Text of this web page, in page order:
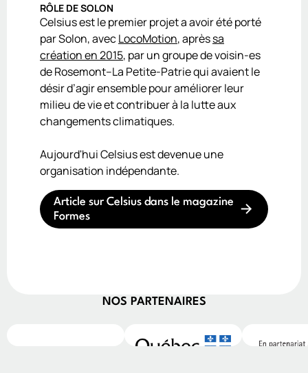
RÔLE DE SOLON
Celsius est le premier projet a avoir été porté
par Solon, avecLocoMotion, aprèssa
création en 2015, par un groupe de voisin-es
de Rosemont–La Petite-Patrie qui avaient le
désir d’agir ensemble pour améliorer leur
milieu de vie et contribuer à la lutte aux
changements climatiques.
Aujourd'hui Celsius est devenue une
organisation indépendante.
Article sur Celsius dans le magazine
Formes
NOS PARTENAIRES